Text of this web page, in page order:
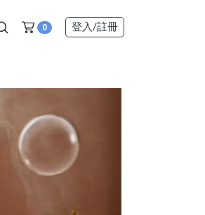
0 登入/註冊